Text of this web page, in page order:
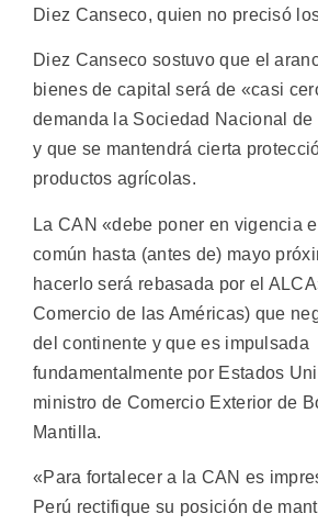
Diez Canseco, quien no precisó
Diez Canseco sostuvo que el
bienes de capital será de «casi
demanda la Sociedad Nacional de
y que se mantendrá cierta
productos agrícolas.
La CAN «debe poner en vigencia
común hasta (antes de) mayo
hacerlo será rebasada por el
Comercio de las Américas) que
del continente y que es impulsada
fundamentalmente por Estados
ministro de Comercio Exterior de
Mantilla.
«Para fortalecer a la CAN es
Perú rectifique su posición de